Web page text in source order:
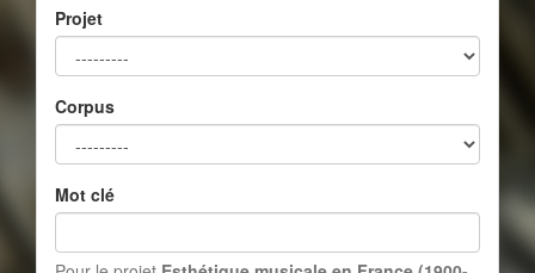
Projet
Corpus
Mot clé